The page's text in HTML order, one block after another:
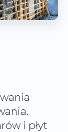
i płyt